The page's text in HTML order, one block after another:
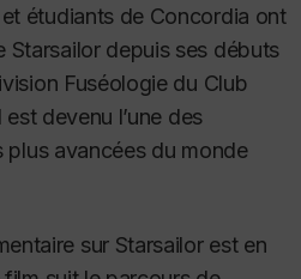
étudiants de Concordia ont
Starsailor depuis ses débuts
Fuséologie du Club
devenu l’une des
plus avancées du monde
sur Starsailor est en